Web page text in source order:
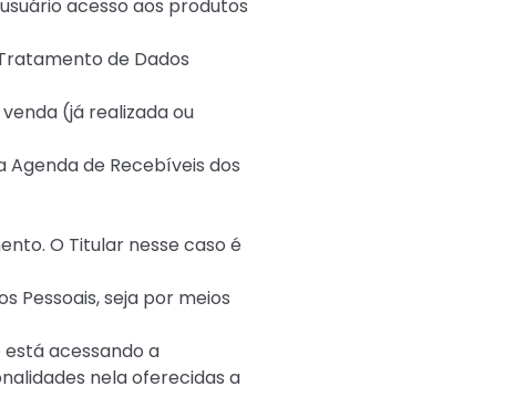
acesso aos produtos
de Dados
(já realizada ou
de Recebíveis dos
O Titular nesse caso é
Pessoais, seja por meios
está acessando a
nela oferecidas a